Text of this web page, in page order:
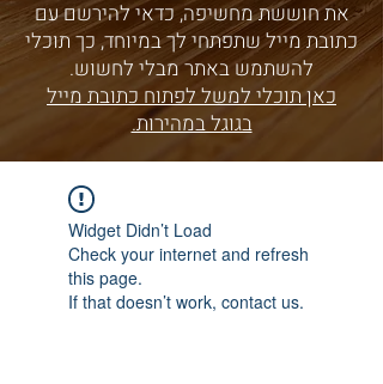
את חוששת מחשיפה, כדאי להירשם עם
כתובת מייל שתפתחי לך במיוחד, כך תוכלי
להשתמש באתר מבלי לחשוש.
כאן תוכלי למשל לפתוח כתובת מייל
בגוגל במהירות.
Widget Didn’t Load
Check your internet and refresh
this page.
If that doesn’t work, contact us.